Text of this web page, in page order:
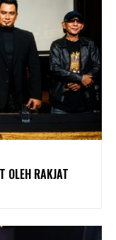
OLEH RAKJAT